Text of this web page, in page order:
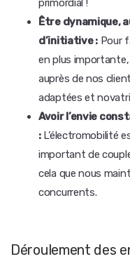
primordial !
Être dynamique,
d’initiative :Pour
en plus
auprès de nos
adaptées et
Avoir l’envie
:L’électromobilité
important de
cela que nous
concurrents.
Déroulement des